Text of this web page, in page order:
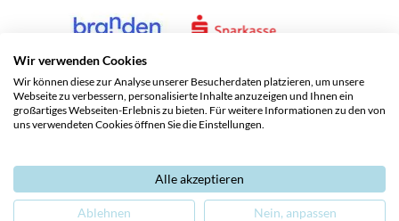
Service und Kontakte
Datenschutz
Wir verwenden Cookies
Wir können diese zur Analyse unserer Besucherdaten platzieren, um unsere
Webseite zu verbessern, personalisierte Inhalte anzuzeigen und Ihnen ein
großartiges Webseiten-Erlebnis zu bieten. Für weitere Informationen zu den von
uns verwendeten Cookies öffnen Sie die Einstellungen.
Alle akzeptieren
Ablehnen Nein, anpassen